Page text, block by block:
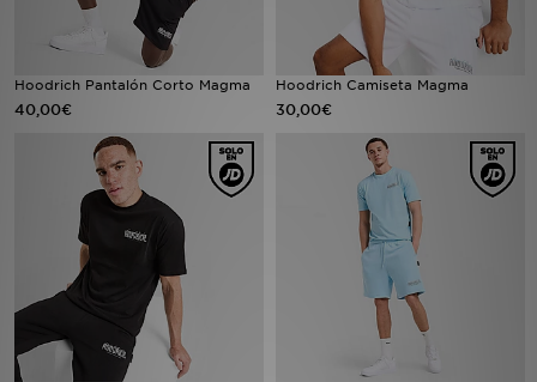
Hoodrich Pantalón Corto Magma
40,00€
Hoodrich Camiseta Magma
30,00€
Ofertas